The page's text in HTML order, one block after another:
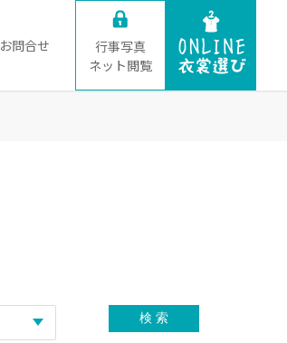
お問合せ
行事写真
ネット閲覧